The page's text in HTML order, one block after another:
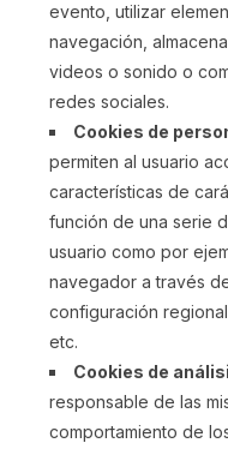
evento, utilizar
navegación,
videos o sonido o
redes sociales.
Cookies de
permiten al usuario
características de
función de una serie
usuario como por
navegador a través
configuración
etc.
Cookies de
responsable de las
comportamiento de